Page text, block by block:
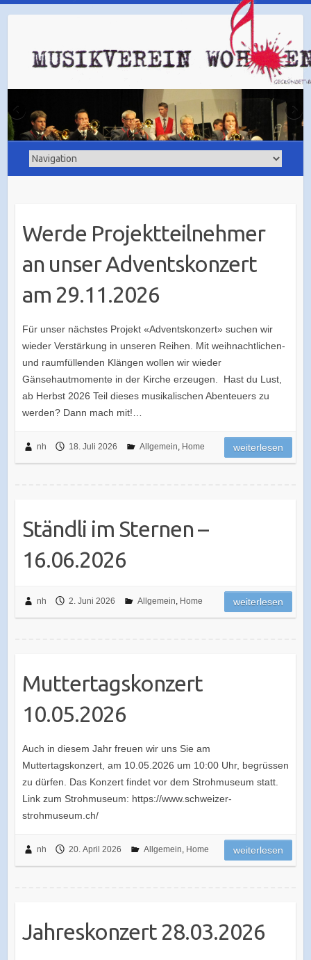
Werde Projektteilnehmer
an unser Adventskonzert
am 29.11.2026
Für unser nächstes Projekt «Adventskonzert» suchen wir
wieder Verstärkung in unseren Reihen. Mit weihnachtlichen-
und raumfüllenden Klängen wollen wir wieder
Gänsehautmomente in der Kirche erzeugen. Hast du Lust,
ab Herbst 2026 Teil dieses musikalischen Abenteuers zu
werden? Dann mach mit!…
nh 18. Juli 2026 Allgemein, Home weiterlesen
Ständli im Sternen –
16.06.2026
nh 2. Juni 2026 Allgemein, Home weiterlesen
Muttertagskonzert
10.05.2026
Auch in diesem Jahr freuen wir uns Sie am
Muttertagskonzert, am 10.05.2026 um 10:00 Uhr, begrüssen
zu dürfen. Das Konzert findet vor dem Strohmuseum statt.
Link zum Strohmuseum: https://www.schweizer-
strohmuseum.ch/
nh 20. April 2026 Allgemein, Home weiterlesen
Jahreskonzert 28.03.2026